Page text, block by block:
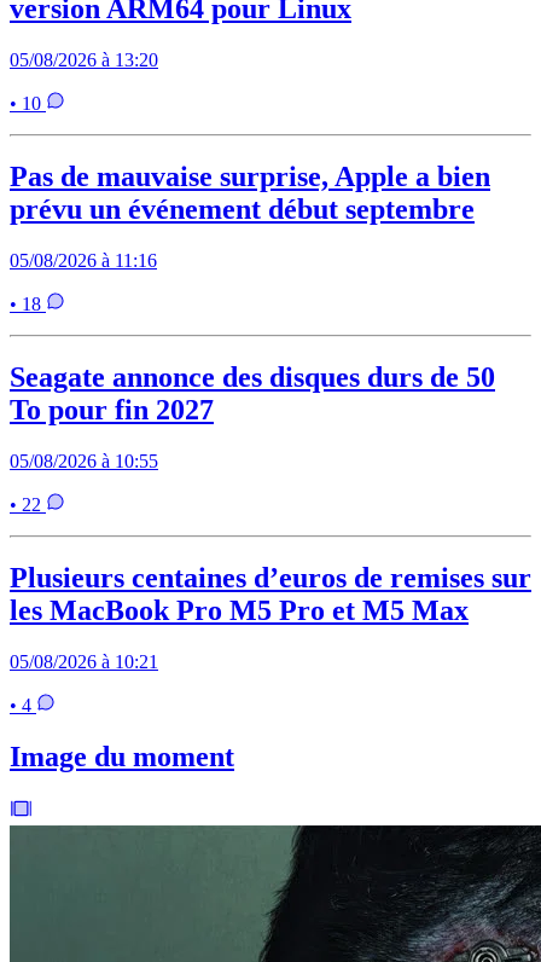
version ARM64 pour Linux
05/08/2026 à 13:20
• 10
Pas de mauvaise surprise, Apple a bien
prévu un événement début septembre
05/08/2026 à 11:16
• 18
Seagate annonce des disques durs de 50
To pour fin 2027
05/08/2026 à 10:55
• 22
Plusieurs centaines d’euros de remises sur
les MacBook Pro M5 Pro et M5 Max
05/08/2026 à 10:21
• 4
Image du moment